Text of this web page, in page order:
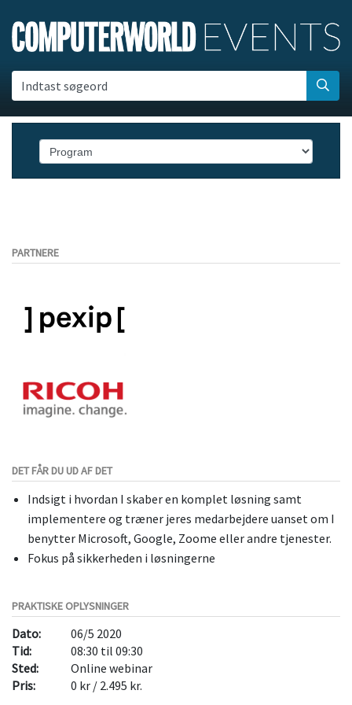
Indtast søgeord
PARTNERE
DET FÅR DU UD AF DET
Indsigt i hvordan I skaber en komplet løsning samt
implementere og træner jeres medarbejdere uanset om I
benytter Microsoft, Google, Zoome eller andre tjenester.
Fokus på sikkerheden i løsningerne
PRAKTISKE OPLYSNINGER
Dato:
06/5 2020
Tid:
08:30 til 09:30
Sted:
Online webinar
Pris:
0 kr / 2.495 kr.